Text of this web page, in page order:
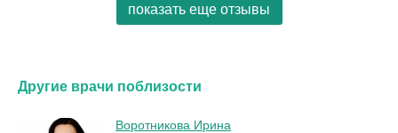
показать еще отзывы
Другие врачи поблизости
Воротникова Ирина